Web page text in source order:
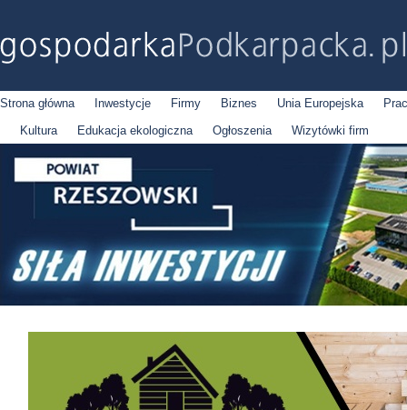
Strona główna Inwestycje Firmy Biznes Unia Europejska
Kultura
Edukacja ekologiczna Ogłoszenia Wizytówki firm